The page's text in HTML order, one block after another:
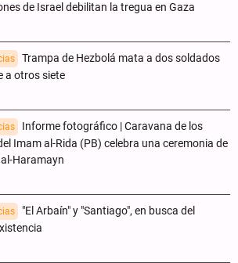
de Israel debilitan la tregua en Gaza
Trampa de Hezbolá mata a dos soldados
a otros siete
Informe fotográfico | Caravana de los
Imam al-Rida (PB) celebra una ceremonia de
Haramayn
"El Arbaín" y "Santiago", en busca del